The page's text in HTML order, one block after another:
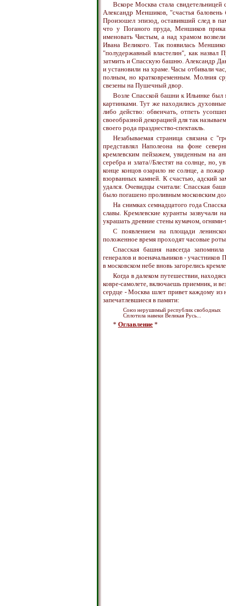
Вскоре Москва стала
Александр Меншиков, "счастья
Произошел эпизод, оставивший след в
что у Поганого пруда, Меншиков
именовать Чистым, а над храмом
Ивана Великого. Так появилась
"полудержавный властелин", как
затмить и Спасскую башню. Александр
и установили на храме. Часы отбивали
полным, но кратковременным. Молния
свезены на Пушечный двор.
Возле Спасской башни к Ильинке был
картинками. Тут же находились
либо действо: обвенчать, отпеть
своеобразной декорацией для так
своего рода празднество-спектакль.
Незабываемая страница связана с
представлял Наполеона на фоне
кремлевским пейзажем, увиденным на
серебра и злата//Блестят на солнце, но,
конце концов озарило не солнце, а
взорванных камней. К счастью, адский
удался. Очевидцы считали: Спасская
было погашено проливным московским
На снимках семнадцатого года
славы. Кремлевские куранты
украшать древние стены кумачом,
С появлением на площади
положенное время проходят часовые роты
Спасская башня навсегда
генералов и военачальников -
в московском небе вновь загорелись
Когда в далеком путешествии,
ковре-самолете, включаешь приемник, и
сердце - Москва шлет привет каждому из
запечатлевшиеся в памяти:
Союз нерушимый республик свободных
Сплотила навеки Великая Русь...
* Оглавление *